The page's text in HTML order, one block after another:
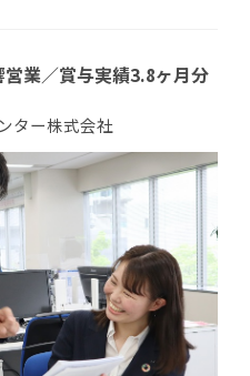
営業／賞与実績3.8ヶ月分
ター株式会社